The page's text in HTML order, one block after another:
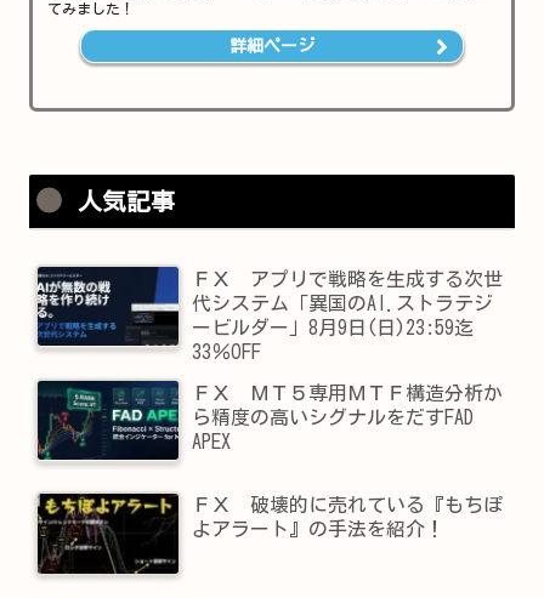
てみました！
詳細ページ
人気記事
ＦＸ アプリで戦略を生成する次世
代システム「異国のAI.ストラテジ
ービルダー」8月9日(日)23:59迄
33％OFF
ＦＸ ＭＴ５専用ＭＴＦ構造分析か
ら精度の高いシグナルをだすFAD
APEX
ＦＸ 破壊的に売れている『もちぽ
よアラート』の手法を紹介！